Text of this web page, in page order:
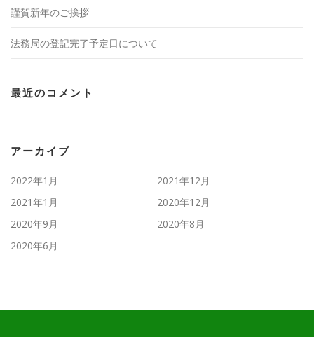
謹賀新年のご挨拶
法務局の登記完了予定日について
最近のコメント
アーカイブ
2022年1月
2021年12月
2021年1月
2020年12月
2020年9月
2020年8月
2020年6月